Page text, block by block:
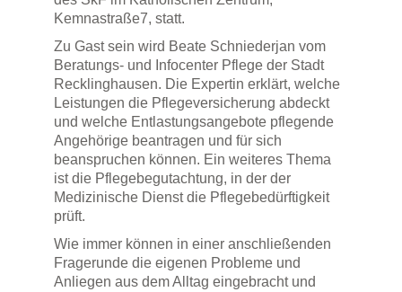
Kemnastraße7, statt.
Zu Gast sein wird Beate Schniederjan vom
Beratungs- und Infocenter Pflege der Stadt
Recklinghausen. Die Expertin erklärt, welche
Leistungen die Pflegeversicherung abdeckt
und welche Entlastungsangebote pflegende
Angehörige beantragen und für sich
beanspruchen können. Ein weiteres Thema
ist die Pflegebegutachtung, in der der
Medizinische Dienst die Pflegebedürftigkeit
prüft.
Wie immer können in einer anschließenden
Fragerunde die eigenen Probleme und
Anliegen aus dem Alltag eingebracht und